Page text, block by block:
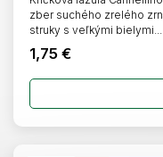
1,75 €
zber suchého zrelého
struky s veľkými bielymi...